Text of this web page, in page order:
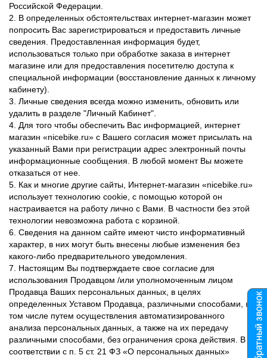
Российской Федерации.
2. В определенных обстоятельствах интернет-магазин может
попросить Вас зарегистрироваться и предоставить личные
сведения. Предоставленная информация будет,
использоваться только при обработке заказа в интернет
магазине или для предоставления посетителю доступа к
специальной информации (восстановление данных к личному
кабинету).
3. Личные сведения всегда можно изменить, обновить или
удалить в разделе "Личный Кабинет".
4. Для того чтобы обеспечить Вас информацией, интернет
магазин «nicebike.ru» с Вашего согласия может присылать на
указанный Вами при регистрации адрес электронный почты
информационные сообщения. В любой момент Вы можете
отказаться от нее.
5. Как и многие другие сайты, Интернет-магазин «nicebike.ru»
использует технологию cookie, с помощью которой он
настраивается на работу лично с Вами. В частности без этой
технологии невозможна работа с корзиной.
6. Сведения на данном сайте имеют чисто информативный
характер, в них могут быть внесены любые изменения без
какого-либо предварительного уведомления.
7. Настоящим Вы подтверждаете свое согласие для
использования Продавцом /или уполномоченным лицом
Продавца Ваших персональных данных, в целях
определенных Уставом Продавца, различными способами, в
том числе путем осуществления автоматизированного
анализа персональных данных, а также на их передачу
различными способами, без ограничения срока действия. В
соответствии с п. 5 ст. 21 ФЗ «О персональных данных»